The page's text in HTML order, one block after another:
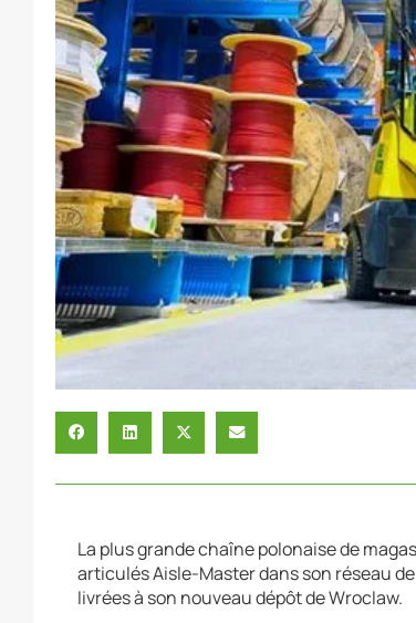
La plus grande chaîne polonaise de
articulés Aisle-Master dans son réseau
livrées à son nouveau dépôt de Wroclaw.